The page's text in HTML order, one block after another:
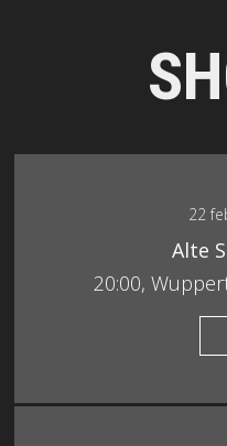
22
Alte
20:00,